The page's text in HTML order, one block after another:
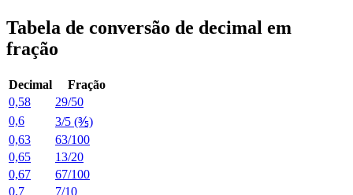
Tabela de conversão de decimal em
fração
Decimal
Fração
0,58
29/50
0,6
3/5 (⅗)
0,63
63/100
0,65
13/20
0,67
67/100
0,7
7/10